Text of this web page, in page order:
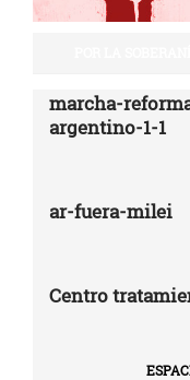
marcha-
argentino-1-1
ar-fuera-milei
Centro